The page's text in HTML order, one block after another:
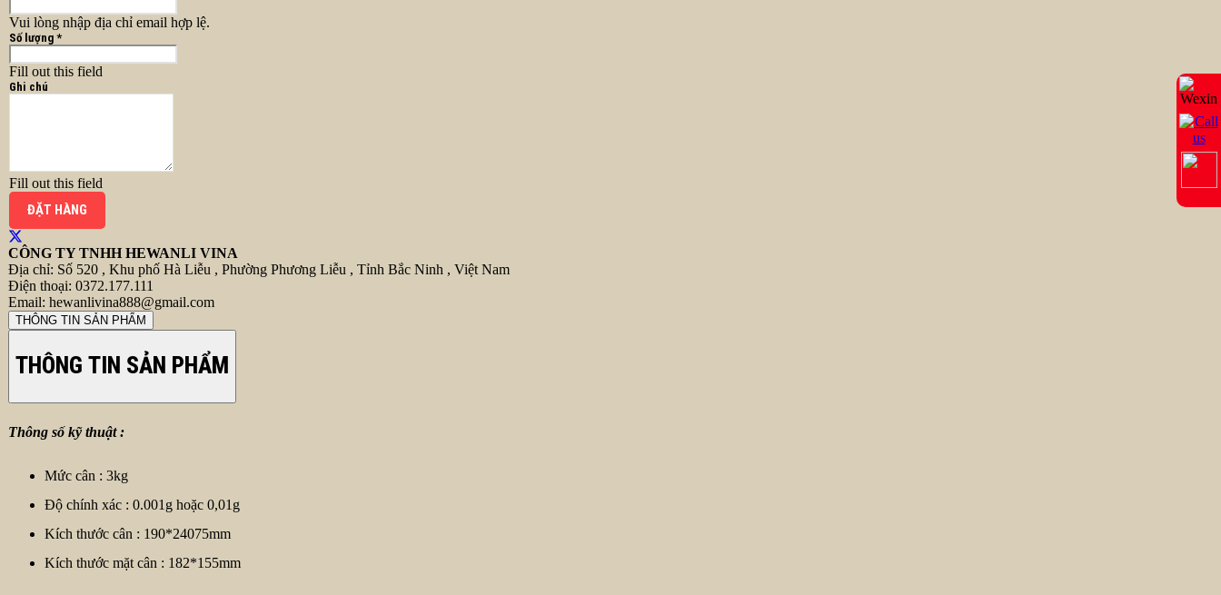
Vui lòng nhập địa chỉ email hợp lệ.
Số lượng *
Fill out this field
Ghi chú
Fill out this field
ĐẶT HÀNG
CÔNG TY TNHH HEWANLI VINA
Địa chỉ: Số 520 , Khu phố Hà Liễu , Phường Phương Liễu , Tỉnh Bắc Ninh , Việt Nam
Điện thoại: 0372.177.111
Email: hewanlivina888@gmail.com
THÔNG TIN SẢN PHẨM
THÔNG TIN SẢN PHẨM
Thông số kỹ thuật :
Mức cân : 3kg
Độ chính xác : 0.001g hoặc 0,01g
Kích thước cân : 190*24075mm
Kích thước mặt cân : 182*155mm